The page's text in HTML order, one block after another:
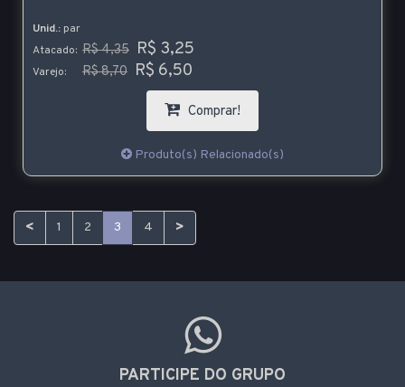
Unid.: par
Atacado: R$ 4,35 R$ 3,25
Varejo: R$ 8,70 R$ 6,50
Comprar!
Produto(s) Relacionado(s)
< 1 2 3 4 >
PARTICIPE DO GRUPO